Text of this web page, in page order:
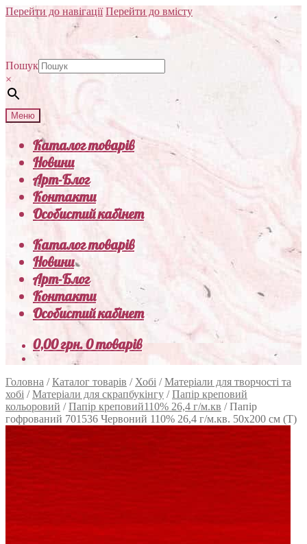
Перейти до навігації Перейти до вмісту
Пошук
×
Меню
Каталог товарів
Новини
Арт-Блог
Контакти
Особистий кабінет
Каталог товарів
Новини
Арт-Блог
Контакти
Особистий кабінет
0,00грн.0 товарів
Головна /Каталог товарів / Хобі /Матеріали для творчості та
хобі /Матеріали для скрапбукінгу /Папір креповий
кольоровий /Папір креповий110% 26,4 г/м.кв /Папір
гофрований 701536 Червоний 110% 26,4 г/м.кв. 50х200 см (Т)